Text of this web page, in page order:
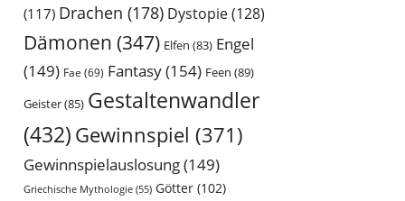
(117) Drachen (178) Dystopie(128)
Dämonen (347) Elfen (83) Engel
(149) Fae (69) Fantasy(154) Feen (89)
Geister(85) Gestaltenwandler
(432) Gewinnspiel (371)
Gewinnspielauslosung(149)
Griechische Mythologie (55) Götter (102)